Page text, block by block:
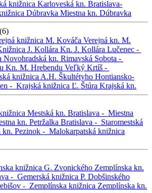
knižnica Karloveská kn. Bratislava-
Dúbravka Miestna kn. Dúbravka
knižnica M. Kováča Verejná kn. M.
J. Kollára Kn. J. Kollára Lučenec -
Novohradská kn. Rimavská Sobota -
Kn. M. Hrebendu Veľký Krtíš -
knižnica A.H. Škultétyho Hontiansko-
- Krajská knižnica Ľ. Štúra Krajská kn.
Mestská kn. Bratislava - Miestna
kn. Petržalka Bratislava - Staromestská
kn. Pezinok - Malokarpatská knižnica
knižnica G. Zvonického Zemplínska kn.
- Gemerská knižnica P. Dobšinského
- Zemplínska knižnica Zemplínska kn.